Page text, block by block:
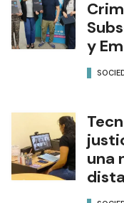
y
una